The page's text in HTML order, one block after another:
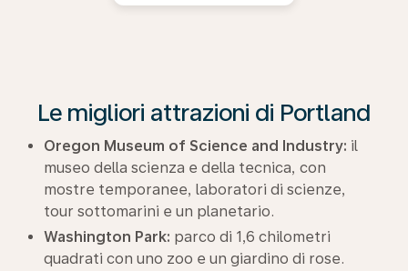
Le migliori attrazioni di Portland
Oregon Museum of Science and Industry: il
museo della scienza e della tecnica, con
mostre temporanee, laboratori di scienze,
tour sottomarini e un planetario.
Washington Park: parco di 1,6 chilometri
quadrati con uno zoo e un giardino di rose.